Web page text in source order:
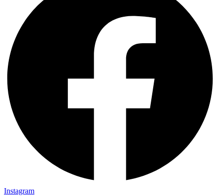
Instagram